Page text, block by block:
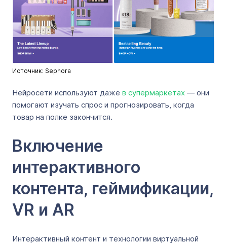
Источник: Sephora
Нейросети используют даже в супермаркетах — они
помогают изучать спрос и прогнозировать, когда
товар на полке закончится.
Включение
интерактивного
контента, геймификации,
VR и AR
Интерактивный контент и технологии виртуальной